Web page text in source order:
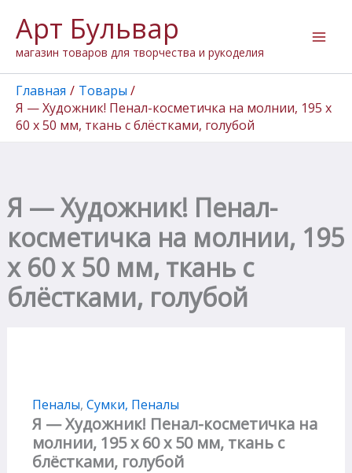
содержимому
Арт Бульвар
магазин товаров для творчества и рукоделия
Главная
Товары
Я — Художник! Пенал-косметичка на молнии, 195 х
60 х 50 мм, ткань с блёстками, голубой
Я — Художник! Пенал-
косметичка на молнии, 195
х 60 х 50 мм, ткань с
блёстками, голубой
Пеналы, Сумки, Пеналы
Я — Художник! Пенал-косметичка на
молнии, 195 х 60 х 50 мм, ткань с
блёстками, голубой
товара
Я
-
Художник!
Пенал-
косметичка
на
молнии,
50
ткань
с
блёстками,
голубой